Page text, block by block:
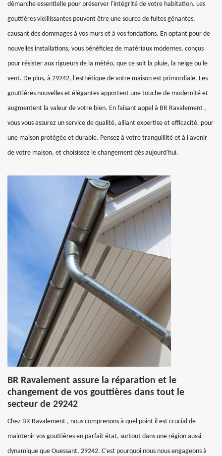
démarche essentielle pour préserver l'intégrité de votre habitation. Les
gouttières vieillissantes peuvent être une source de fuites gênantes,
causant des dommages à vos murs et à vos fondations. En optant pour de
nouvelles installations, vous bénéficiez de matériaux modernes, conçus
pour résister aux rigueurs de la météo, que ce soit la pluie, la neige ou le
vent. De plus, à 29242, l'esthétique de votre maison est primordiale. Les
gouttières nouvelles et élégantes apportent une touche de modernité et
augmentent la valeur de votre bien. En faisant appel à BR Ravalement ,
vous vous assurez un service de qualité, alliant expertise et efficacité, pour
une maison protégée et durable. Pensez à votre tranquillité et à l'avenir
de votre maison, et choisissez le changement dès aujourd'hui.
BR Ravalement assure la réparation et le
changement de vos gouttières dans tout le
secteur de 29242
Chez BR Ravalement , nous comprenons à quel point il est crucial de
maintenir vos gouttières en parfait état, surtout dans une région aussi
dynamique que Ouessant, 29242. C'est pourquoi nous nous engageons à